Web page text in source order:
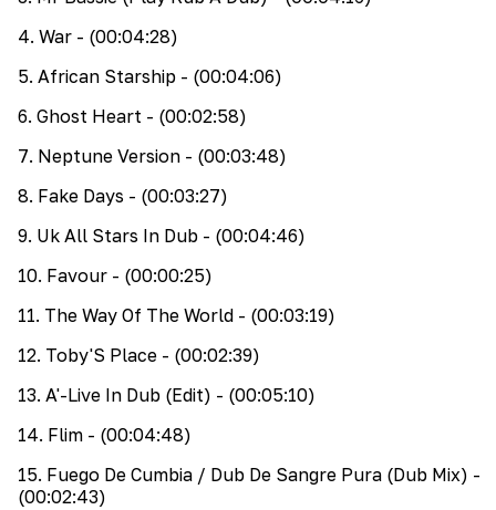
4. War - (00:04:28)
5. African Starship - (00:04:06)
6. Ghost Heart - (00:02:58)
7. Neptune Version - (00:03:48)
8. Fake Days - (00:03:27)
9. Uk All Stars In Dub - (00:04:46)
10. Favour - (00:00:25)
11. The Way Of The World - (00:03:19)
12. Toby'S Place - (00:02:39)
13. A'-Live In Dub (Edit) - (00:05:10)
14. Flim - (00:04:48)
15. Fuego De Cumbia / Dub De Sangre Pura (Dub Mix) -
(00:02:43)